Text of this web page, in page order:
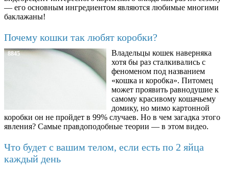
— его основным ингредиентом являются любимые многими
баклажаны!
Почему кошки так любят коробки?
8845
Владельцы кошек наверняка
хотя бы раз сталкивались с
феноменом под названием
«кошка и коробка». Питомец
может проявить равнодушие к
самому красивому кошачьему
домику, но мимо картонной
коробки он не пройдет в 99% случаев. Но в чем загадка этого
явления? Самые правдоподобные теории — в этом видео.
Что будет с вашим телом, если есть по 2 яйца
каждый день